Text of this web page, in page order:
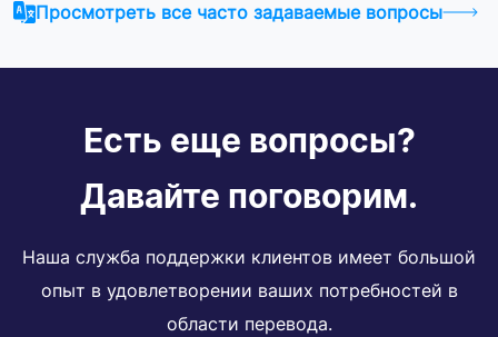
Просмотреть все часто задаваемые вопросы
Есть еще вопросы?
Давайте поговорим.
Наша служба поддержки клиентов имеет большой
опыт в удовлетворении ваших потребностей в
области перевода.